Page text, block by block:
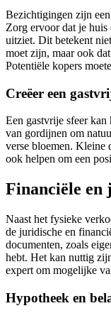
Bezichtigingen zijn
Zorg ervoor dat je
uitziet. Dit betekent
moet zijn, maar ook
Potentiële kopers
Creëer een
Een gastvrije sfeer kan
van gordijnen om
verse bloemen. Kleine
ook helpen om een
Financiële en
Naast het fysieke
de juridische en
documenten, zoals
hebt. Het kan nuttig
expert om mogelijke
Hypotheek en